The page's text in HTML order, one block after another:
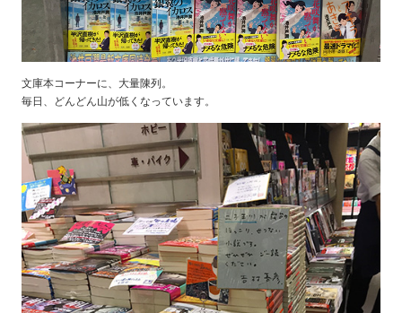
文庫本コーナーに、大量陳列。
毎日、どんどん山が低くなっています。